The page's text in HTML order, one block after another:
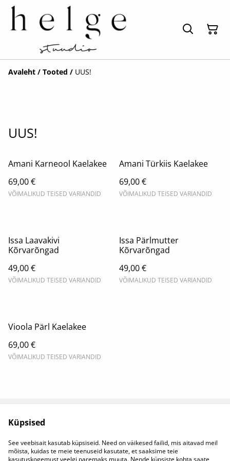
Avaleht / Tooted / UUS!
UUS!
Amani Karneool Kaelakee
69,00 €
VÕIMALIKUD TEISED VARIANDID
Amani Türkiis Kaelakee
69,00 €
VÕIMALIKUD TEISED VARIANDID
Issa Laavakivi
Kõrvarõngad
49,00 €
VÕIMALIKUD TEISED VARIANDID
Issa Pärlmutter
Kõrvarõngad
49,00 €
VÕIMALIKUD TEISED VARIANDID
Vioola Pärl Kaelakee
69,00 €
VÕIMALIKUD TEISED VARIANDID
tingimused
Küpsisepoliitika
Küpsised
See veebisait kasutab küpsiseid. Need on väikesed failid, mis aitavad meil
mõista, kuidas te meie teenuseid kasutate, et saaksime teie
kasutuskogemust veelgi paremaks muuta. Nende küpsiste kohta saate